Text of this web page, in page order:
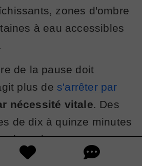
zones d'ombre
à eau accessibles
de la pause doit
plus de s'arrêter par
nécessité vitale. Des
de dix à quinze minutes
dans des espaces
devenir la norme